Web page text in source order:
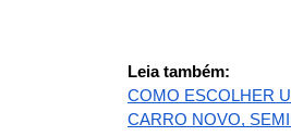
Leia também:
COMO ESCOLHER
CARRO NOVO,